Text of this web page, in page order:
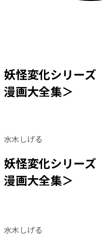
妖怪変化シリーズ
漫画大全集＞
水木しげる
妖怪変化シリーズ
漫画大全集＞
水木しげる